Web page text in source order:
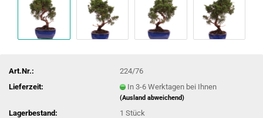
Art.Nr.:
224/76
Lieferzeit:
In 3-6 Werktagen bei Ihnen
(Ausland abweichend)
Lagerbestand: 1Stück